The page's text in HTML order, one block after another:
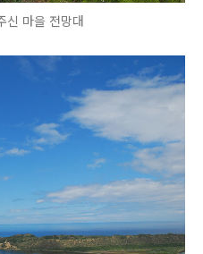
신 마을 전망대